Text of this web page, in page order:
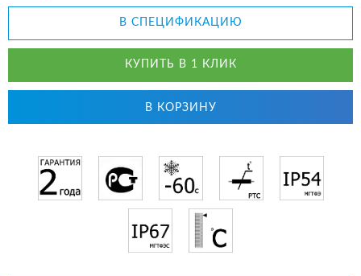
В СПЕЦИФИКАЦИЮ
КУПИТЬ В 1 КЛИК
В КОРЗИНУ